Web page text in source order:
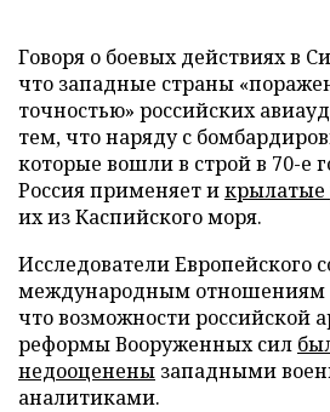
Говоря о боевых действиях в
что западные страны
точностью» российских
тем, что наряду с
которые вошли в строй в 70-е
Россия применяет икрылатые
их из Каспийского моря.
Исследователи Европейского
международным отношениям
что возможности российской
реформы Вооруженных сил
недооценены западными
аналитиками.